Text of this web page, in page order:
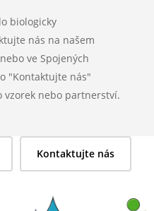
biologicky
nás na našem
ve Spojených
"Kontaktujte nás"
nebo partnerství.
Kontaktujte nás